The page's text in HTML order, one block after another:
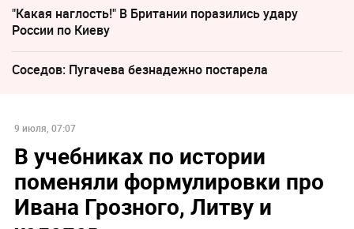
"Какая наглость!" В Британии поразились удару
России по Киеву
Соседов: Пугачева безнадежно постарела
9 июля, 07:07
В учебниках по истории
поменяли формулировки про
Ивана Грозного, Литву и